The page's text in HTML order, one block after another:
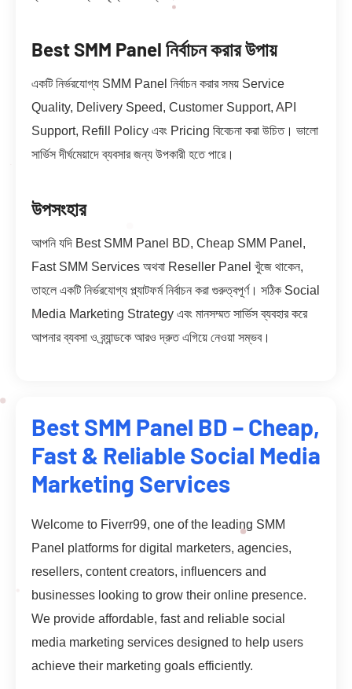
Best SMM Panel নির্বাচন করার উপায়
একটি নির্ভরযোগ্য SMM Panel নির্বাচন করার সময় Service
Quality, Delivery Speed, Customer Support, API
Support, Refill Policy এবং Pricing বিবেচনা করা উচিত। ভালো
সার্ভিস দীর্ঘমেয়াদে ব্যবসার জন্য উপকারী হতে পারে।
উপসংহার
আপনি যদি Best SMM Panel BD, Cheap SMM Panel,
Fast SMM Services অথবা Reseller Panel খুঁজে থাকেন,
তাহলে একটি নির্ভরযোগ্য প্ল্যাটফর্ম নির্বাচন করা গুরুত্বপূর্ণ। সঠিক Social
Media Marketing Strategy এবং মানসম্মত সার্ভিস ব্যবহার করে
আপনার ব্যবসা ও ব্র্যান্ডকে আরও দ্রুত এগিয়ে নেওয়া সম্ভব।
Best SMM Panel BD – Cheap,
Fast & Reliable Social Media
Marketing Services
Welcome to Fiverr99, one of the leading SMM
Panel platforms for digital marketers, agencies,
resellers, content creators, influencers and
businesses looking to grow their online presence.
We provide affordable, fast and reliable social
media marketing services designed to help users
achieve their marketing goals efficiently.